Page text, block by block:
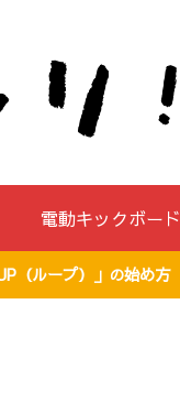
電動キックボード
（ループ）」の始め方